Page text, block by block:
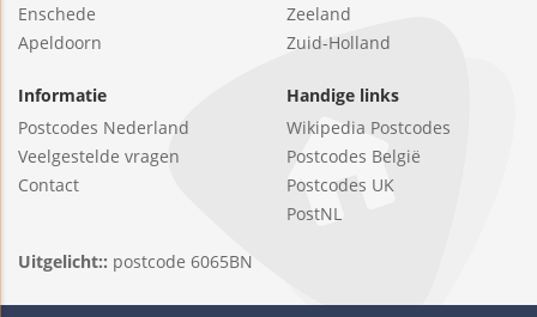
Enschede
Apeldoorn
Zeeland
Zuid-Holland
Informatie
Postcodes Nederland
Veelgestelde vragen
Contact
Handige links
Wikipedia Postcodes
Postcodes België
Postcodes UK
PostNL
Uitgelicht:: postcode 6065BN